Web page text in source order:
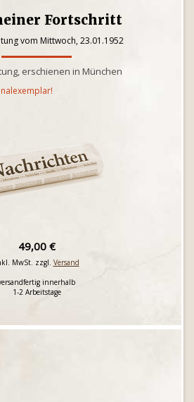
Fortschritt
vom Mittwoch, 23.01.1952
erschienen in München
49,00 €
MwSt. zzgl. Versand
innerhalb
1-2 Arbeitstage